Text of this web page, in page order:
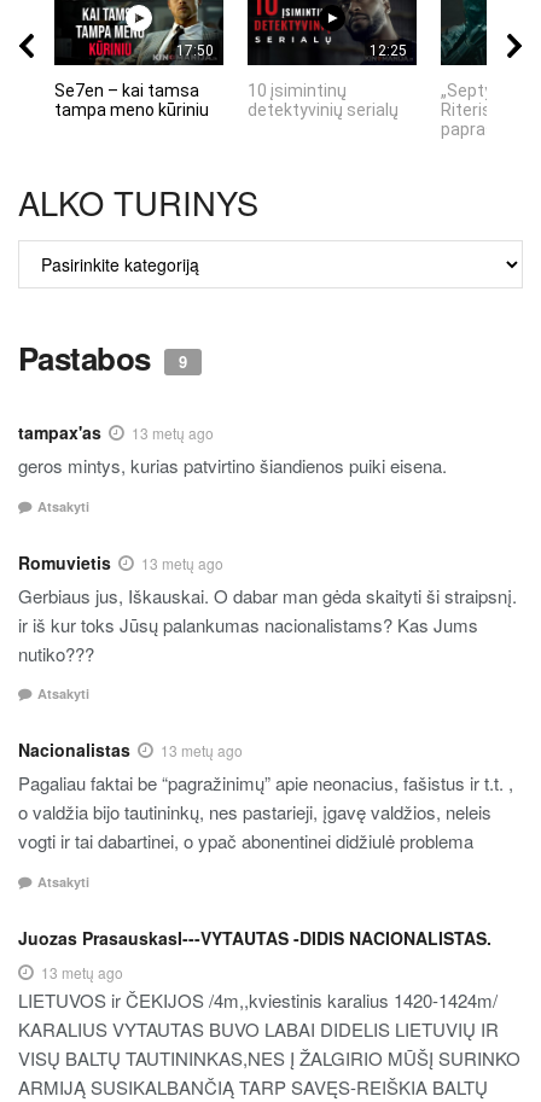
17:50
Se7en – kai tamsa
tampa meno kūriniu
12:25
10 įsimintinų
detektyvinių serialų
„Septynių
Riteris" – kai
ALKO TURINYS
ALKO
TURINYS
Pastabos 9
tampax'as 13 metų ago
geros mintys, kurias patvirtino šiandienos puiki eisena.
Atsakyti
Romuvietis 13 metų ago
Gerbiaus jus, Iškauskai. O dabar man gėda skaityti ši straipsnį.
ir iš kur toks Jūsų palankumas nacionalistams? Kas Jums
nutiko???
Atsakyti
Nacionalistas 13 metų ago
Pagaliau faktai be “pagražinimų” apie neonacius, fašistus ir t.t. ,
o valdžia bijo tautininkų, nes pastarieji, įgavę valdžios, neleis
vogti ir tai dabartinei, o ypač abonentinei didžiulė problema
Atsakyti
Juozas PrasauskasI---VYTAUTAS -DIDIS NACIONALISTAS.
13 metų ago
LIETUVOS ir ČEKIJOS /4m,,kviestinis karalius 1420-1424m/
KARALIUS VYTAUTAS BUVO LABAI DIDELIS LIETUVIŲ IR
VISŲ BALTŲ TAUTININKAS,NES Į ŽALGIRIO MŪŠĮ SURINKO
ARMIJĄ SUSIKALBANČIĄ TARP SAVĘS-REIŠKIA BALTŲ